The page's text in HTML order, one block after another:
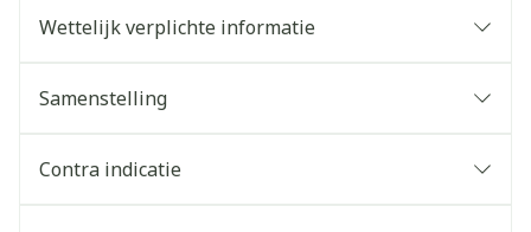
Wettelijk verplichte informatie
Samenstelling
Contra indicatie